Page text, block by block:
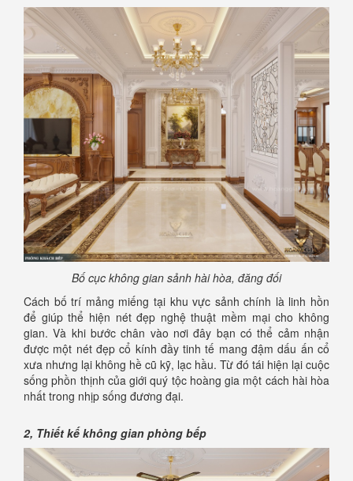
Bố cục không gian sảnh hài hòa, đăng đối
Cách bố trí mảng miếng tại khu vực sảnh chính là linh hồn
để giúp thể hiện nét đẹp nghệ thuật mềm mại cho không
gian. Và khi bước chân vào nơi đây bạn có thể cảm nhận
được một nét đẹp cổ kính đầy tinh tế mang đậm dấu ấn cổ
xưa nhưng lại không hề cũ kỹ, lạc hầu. Từ đó tái hiện lại cuộc
sống phồn thịnh của giới quý tộc hoàng gia một cách hài hòa
nhất trong nhịp sống đương đại.
2, Thiết kế không gian phòng bếp